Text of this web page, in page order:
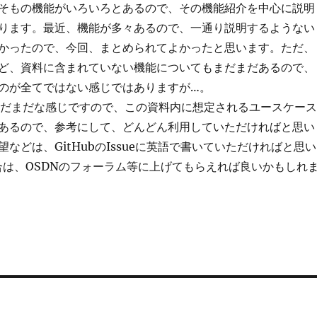
もの機能がいろいろとあるので、その機能紹介を中心に説明
ます。最近、機能が多々あるので、一通り説明するようない
ったので、今回、まとめられてよかったと思います。ただ、
、資料に含まれていない機能についてもまだまだあるので、
が全てではない感じではありますが…。
まだな感じですので、この資料内に想定されるユースケース
るので、参考にして、どんどん利用していただければと思い
などは、GitHubのIssueに英語で書いていただければと思い
、OSDNのフォーラム等に上げてもらえれば良いかもしれ